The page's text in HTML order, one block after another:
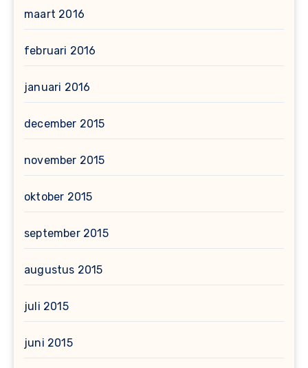
maart 2016
februari 2016
januari 2016
december 2015
november 2015
oktober 2015
september 2015
augustus 2015
juli 2015
juni 2015